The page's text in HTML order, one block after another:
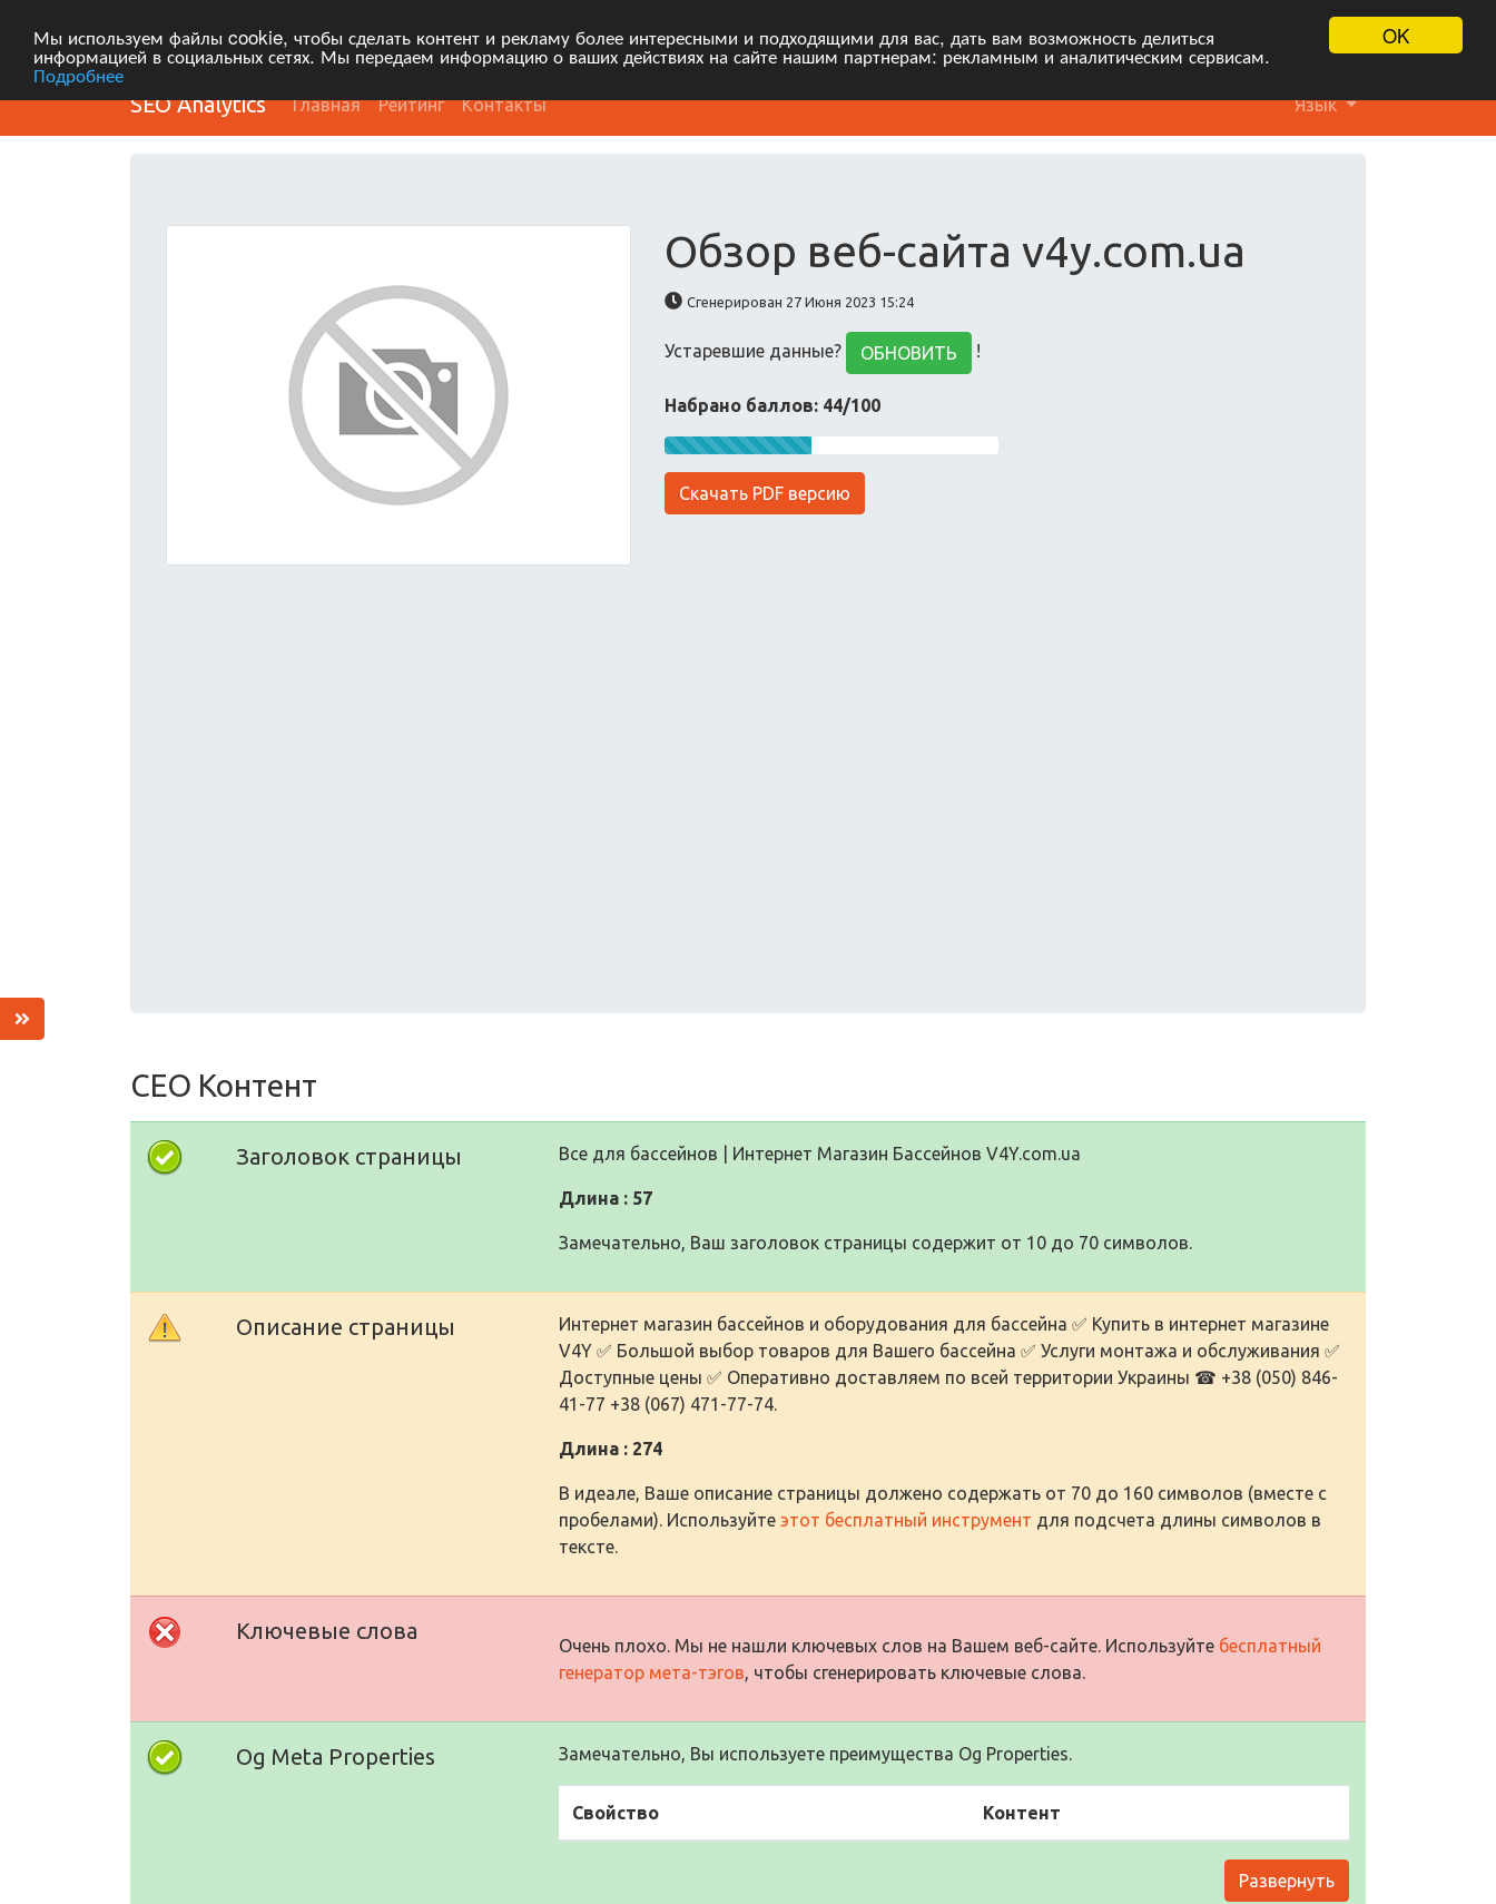
OK
Мы используем файлы cookie, чтобы сделать контент и рекламу более интересными и подходящими для вас, дать вам возможность делиться
информацией в социальных сетях. Мы передаем информацию о ваших действиях на сайте нашим партнерам: рекламным и аналитическим сервисам.
Подробнее
SEO Analytics Главная Рейтинг Контакты Язык
Обзор веб-сайта v4y.com.ua
Сгенерирован 27 Июня 2023 15:24
Устаревшие данные? ОБНОВИТЬ !
Набрано баллов: 44/100
Скачать PDF версию
СЕО Контент
Заголовок страницы Все для бассейнов | Интернет Магазин Бассейнов V4Y.com.ua
Длина : 57
Замечательно, Ваш заголовок страницы содержит от 10 до 70 символов.
Описание страницы
Интернет магазин бассейнов и оборудования для бассейна ✅ Купить в интернет магазине
V4Y ✅ Большой выбор товаров для Вашего бассейна ✅ Услуги монтажа и обслуживания ✅
Доступные цены ✅ Оперативно доставляем по всей территории Украины ☎ +38 (050) 846-
41-77 +38 (067) 471-77-74.
Длина : 274
В идеале, Ваше описание страницы должено содержать от 70 до 160 символов (вместе с
пробелами). Используйте этот бесплатный инструмент для подсчета длины символов в
тексте.
Ключевые слова
Очень плохо. Мы не нашли ключевых слов на Вашем веб-сайте. Используйте бесплатный
генератор мета-тэгов, чтобы сгенерировать ключевые слова.
Og Meta Properties Замечательно, Вы используете преимущества Og Properties.
Свойство Контент
Развернуть